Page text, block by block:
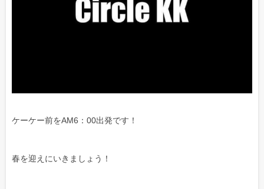
ケーケー前をAM6：00出発です！
春を迎えにいきましょう！